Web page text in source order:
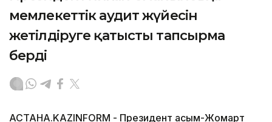
мемлекеттік аудит жүйесін
жетілдіруге қатысты тапсырма
берді
АСТАНА.KAZINFORM - Президент Қасым-Жомарт